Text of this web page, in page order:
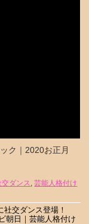
ク｜2020お正月
交ダンス,芸能人格付け
社交ダンス登場！
朝日｜芸能人格付け